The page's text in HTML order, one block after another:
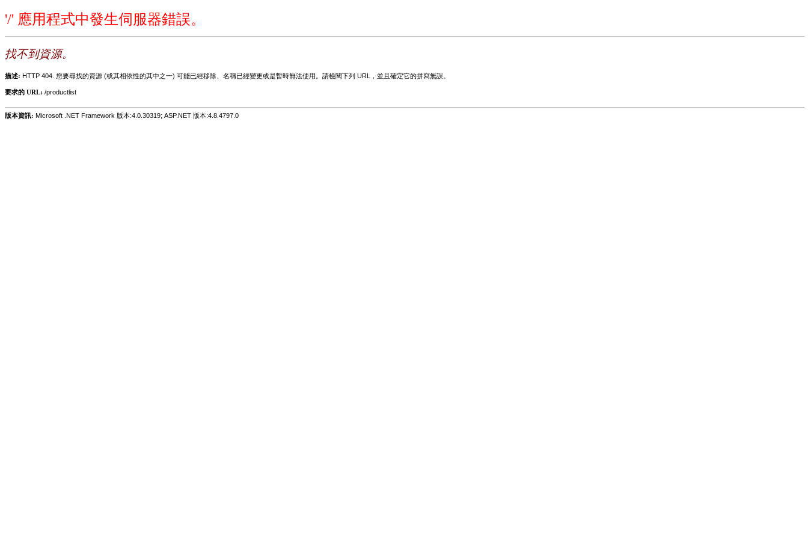
'/' 應用程式中發生伺服器錯誤。
找不到資源。
描述: HTTP 404. 您要尋找的資源 (或其相依性的其中之一) 可能已經移除、名稱已經變更或是暫時無法使用。請檢閱下列 URL，並且確定它的拼寫無誤。
要求的 URL: /productlist
版本資訊: Microsoft .NET Framework 版本:4.0.30319; ASP.NET 版本:4.8.4797.0